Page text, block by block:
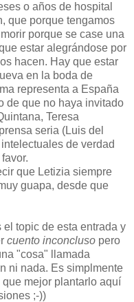
o años de hospital
que porque tengamos
porque se case una
estar alegrándose por
hacen. Hay que estar
en la boda de
representa a España
de que no haya invitado
Teresa
seria (Luis del
de verdad
que Letizia siempre
guapa, desde que
topic de esta entrada y
cuento inconcluso pero
"cosa" llamada
ni nada. Es simplmente
mejor plantarlo aquí
;-))